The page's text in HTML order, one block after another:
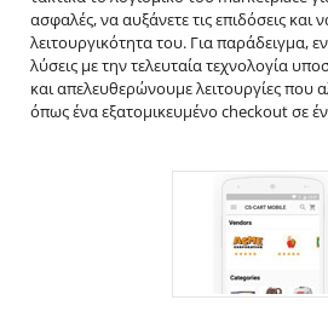
ασφαλές, να αυξάνετε τις επιδόσεις και
λειτουργικότητα του. Για παράδειγμα,
λύσεις με την τελευταία τεχνολογία
και απελευθερώνουμε λειτουργίες που
όπως ένα εξατομικευμένο checkout σε